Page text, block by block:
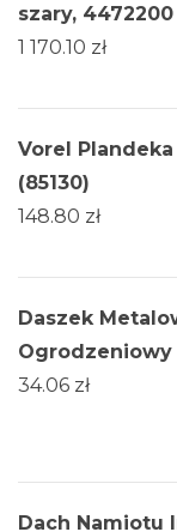
szary, 4472200
1 170.10 zł
Vorel Plandeka
(85130)
148.80 zł
Daszek
Ogrodzeniowy
34.06 zł
Dach Namiotu